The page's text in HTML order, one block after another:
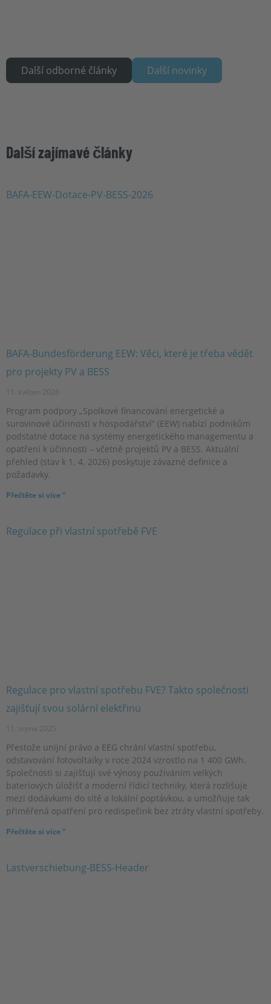
Další odborné články Další novinky
Další zajímavé články
BAFA-Bundesförderung EEW: Věci, které je třeba vědět
pro projekty PV a BESS
11. květen 2026
Program podpory „Spolkové financování energetické a
surovinové účinnosti v hospodářství” (EEW) nabízí podnikům
podstatné dotace na systémy energetického managementu a
opatření k účinnosti – včetně projektů PV a BESS. Aktuální
přehled (stav k 1. 4. 2026) poskytuje závazné definice a
požadavky.
Přečtěte si více "
Regulace pro vlastní spotřebu FVE? Takto společnosti
zajišťují svou solární elektřinu
11. srpna 2025
Přestože unijní právo a EEG chrání vlastní spotřebu,
odstavování fotovoltaiky v roce 2024 vzrostlo na 1 400 GWh.
Společnosti si zajišťují své výnosy používáním velkých
bateriových úložišť a moderní řídicí techniky, která rozlišuje
mezi dodávkami do sítě a lokální poptávkou, a umožňuje tak
přiměřená opatření pro redispečink bez ztráty vlastní spotřeby.
Přečtěte si více "